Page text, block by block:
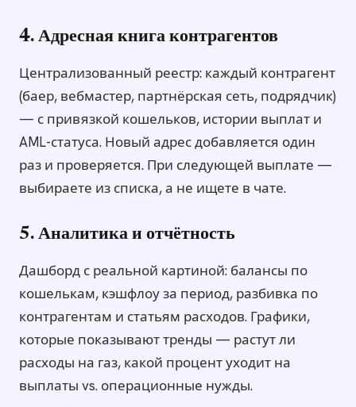
4. Адресная книга контрагентов
Централизованный реестр: каждый контрагент
(баер, вебмастер, партнёрская сеть, подрядчик)
— с привязкой кошельков, истории выплат и
AML-статуса. Новый адрес добавляется один
раз и проверяется. При следующей выплате —
выбираете из списка, а не ищете в чате.
5. Аналитика и отчётность
Дашборд с реальной картиной: балансы по
кошелькам, кэшфлоу за период, разбивка по
контрагентам и статьям расходов. Графики,
которые показывают тренды — растут ли
расходы на газ, какой процент уходит на
выплаты vs. операционные нужды.